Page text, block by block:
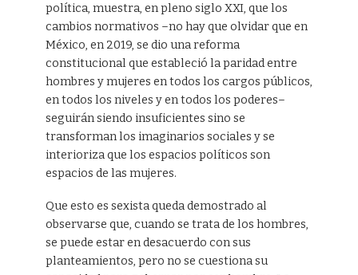
política, muestra, en pleno siglo XXI, que los
cambios normativos –no hay que olvidar que en
México, en 2019, se dio una reforma
constitucional que estableció la paridad entre
hombres y mujeres en todos los cargos públicos,
en todos los niveles y en todos los poderes–
seguirán siendo insuficientes sino se
transforman los imaginarios sociales y se
interioriza que los espacios políticos son
espacios de las mujeres.
Que esto es sexista queda demostrado al
observarse que, cuando se trata de los hombres,
se puede estar en desacuerdo con sus
planteamientos, pero no se cuestiona su